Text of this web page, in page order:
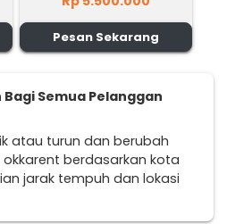
Pesan Sekarang
Semua Pelanggan
atau turun dan berubah
berdasarkan kota
jarak tempuh dan lokasi